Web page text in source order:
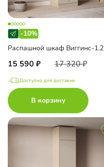
-10%
Распашной шкаф Виггинс-1.2
15 590 17 320
Доступно для доставки
В корзину